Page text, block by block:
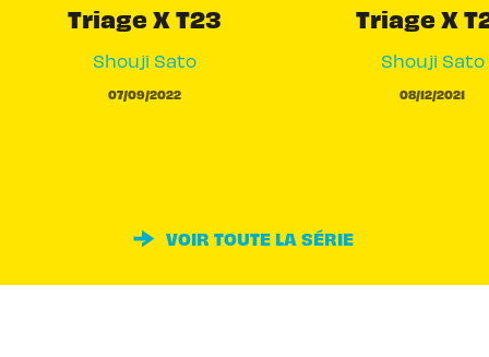
Triage X T23
Shouji Sato
07/09/2022
Triage X
Shouji Sato
08/12/2021
VOIR TOUTE LA SÉRIE